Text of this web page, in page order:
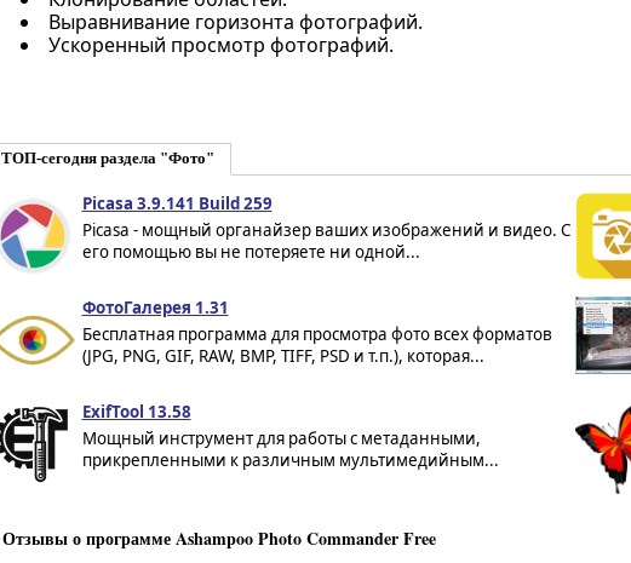
Выравнивание горизонта фотографий.
Ускоренный просмотр фотографий.
ТОП-сегодня раздела "Фото"
Picasa 3.9.141 Build 259
Picasa - мощный органайзер ваших изображений и видео. С
его помощью вы не потеряете ни одной...
ФотоГалерея 1.31
Бесплатная программа для просмотра фото всех форматов
(JPG, PNG, GIF, RAW, BMP, TIFF, PSD и т.п.), которая...
ExifTool 13.58
Мощный инструмент для работы с метаданными,
прикрепленными к различным мультимедийным...
Отзывы о программе Ashampoo Photo Commander Free